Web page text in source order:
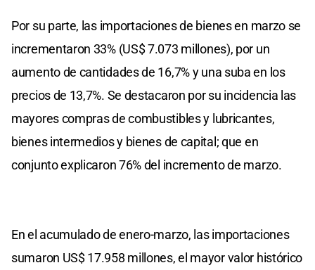
Por su parte, las importaciones de bienes en marzo se
incrementaron 33% (US$ 7.073 millones), por un
aumento de cantidades de 16,7% y una suba en los
precios de 13,7%. Se destacaron por su incidencia las
mayores compras de combustibles y lubricantes,
bienes intermedios y bienes de capital; que en
conjunto explicaron 76% del incremento de marzo.
En el acumulado de enero-marzo, las importaciones
sumaron US$ 17.958 millones, el mayor valor histórico